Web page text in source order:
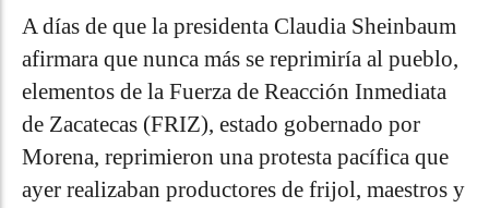
A días de que la presidenta Claudia Sheinbaum
afirmara que nunca más se reprimiría al pueblo,
elementos de la Fuerza de Reacción Inmediata
de Zacatecas (FRIZ), estado gobernado por
Morena, reprimieron una protesta pacífica que
ayer realizaban productores de frijol, maestros y